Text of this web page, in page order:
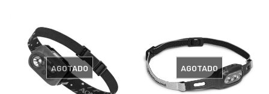
AGOTADO AGOTADO